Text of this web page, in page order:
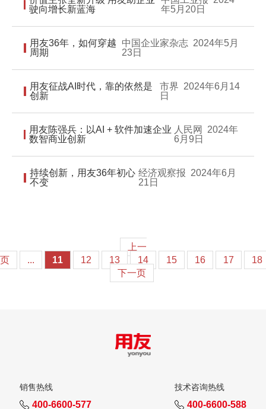
驶向增长新蓝海
年5月20日
用友36年，如何穿越
周期
中国企业家杂志 2024年5月
23日
用友征战AI时代，靠的依然是
创新
市界 2024年6月14
日
用友陈强兵：以AI + 软件加速企业
数智商业创新
人民网
2024年
6月9日
持续创新，用友36年初心
不变
经济观察报 2024年6月
21日
上一
页
... 11 12 13 14 15 16 17
18
下一页
销售热线
400-6600-577
技术咨询热线
400-6600-588